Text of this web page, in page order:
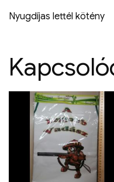
Nyugdíjas lettél kötény